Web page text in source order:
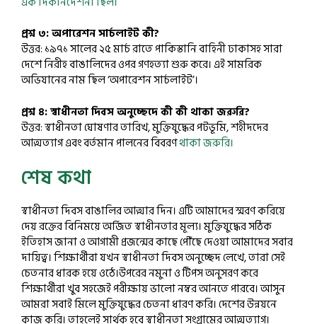
প্রশ্ন ৩: অপারেশন সার্চলাইট কী?
উত্তর: ১৯৭১ সালের ২৫ মার্চ রাতে পাকিস্তানি বাহিনী ঢাকাসহ সারা
দেশে নিরীহ বাঙালিদের ওপর গণহত্যা শুরু করে। এই সামরিক
অভিযানের নাম ছিল ‘অপারেশন সার্চলাইট’।
প্রশ্ন ৪: স্বাধীনতা দিবস অনুচ্ছেদে কী কী থাকা জরুরি?
উত্তর: স্বাধীনতা ঘোষণার তারিখ, মুক্তিযুদ্ধের পটভূমি, শহীদদের
আত্মত্যাগ এবং বর্তমান পালনের বিবরণথাকা জরুরি।
শেষ কথা
স্বাধীনতা দিবস বাঙালির আত্মার দিন। এটি আমাদের স্মরণ করিয়ে
দেয় রক্তের বিনিময়ে অর্জিত স্বাধীনতার মূল্য। মুক্তিযুদ্ধের সঠিক
ইতিহাস জানা ও আগামী প্রজন্মের কাছে পৌঁছে দেওয়া আমাদের সবার
দায়িত্ব। শিক্ষার্থীরা যখন স্বাধীনতা দিবস অনুচ্ছেদ লেখে, তারা সেই
চেতনার ধারক হয়ে ওঠে।উপরের নমুনা ও টিপস অনুসরণ করে
শিক্ষার্থীরা খুব সহজেই পরীক্ষায় ভালো নম্বর আনতে পারবে। আসুন
আমরা সবাই মিলে মুক্তিযুদ্ধের চেতনা ধারণ করি। দেশের উন্নয়নে
কাজ করি। তাহলেই সার্থক হবে স্বাধীনতা সংগ্রামের আত্মত্যাগ।